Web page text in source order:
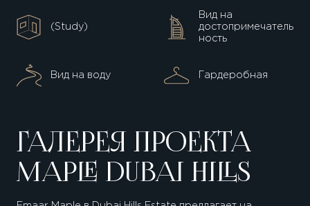
(Study)
Вид на
достопримечатель
ность
Вид на воду Гардеробная
ГАЛЕРЕЯ ПРОЕКТА
MAPLE DUBAI HILLS